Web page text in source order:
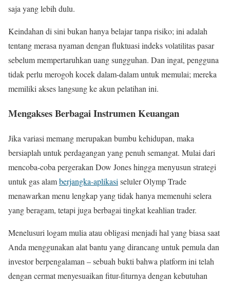
saja yang lebih dulu.
Keindahan di sini bukan hanya belajar tanpa risiko; ini adalah
tentang merasa nyaman dengan fluktuasi indeks volatilitas pasar
sebelum mempertaruhkan uang sungguhan. Dan ingat, pengguna
tidak perlu merogoh kocek dalam-dalam untuk memulai; mereka
memiliki akses langsung ke akun pelatihan ini.
Mengakses Berbagai Instrumen Keuangan
Jika variasi memang merupakan bumbu kehidupan, maka
bersiaplah untuk perdagangan yang penuh semangat. Mulai dari
mencoba-coba pergerakan Dow Jones hingga menyusun strategi
untuk gas alamberjangka-aplikasi seluler Olymp Trade
menawarkan menu lengkap yang tidak hanya memenuhi selera
yang beragam, tetapi juga berbagai tingkat keahlian trader.
Menelusuri logam mulia atau obligasi menjadi hal yang biasa saat
Anda menggunakan alat bantu yang dirancang untuk pemula dan
investor berpengalaman – sebuah bukti bahwa platform ini telah
dengan cermat menyesuaikan fitur-fiturnya dengan kebutuhan